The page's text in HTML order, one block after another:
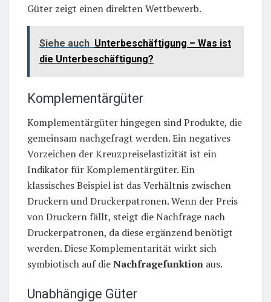
Güter zeigt einen direkten Wettbewerb.
Siehe auch Unterbeschäftigung – Was ist
die Unterbeschäftigung?
Komplementärgüter
Komplementärgüter hingegen sind Produkte, die
gemeinsam nachgefragt werden. Ein negatives
Vorzeichen der Kreuzpreiselastizität ist ein
Indikator für Komplementärgüter. Ein
klassisches Beispiel ist das Verhältnis zwischen
Druckern und Druckerpatronen. Wenn der Preis
von Druckern fällt, steigt die Nachfrage nach
Druckerpatronen, da diese ergänzend benötigt
werden. Diese Komplementarität wirkt sich
symbiotisch auf dieNachfragefunktion aus.
Unabhängige Güter